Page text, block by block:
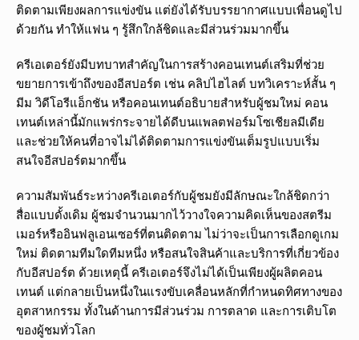
ติดตามเพียงผลการแข่งขัน แต่ยังได้รับบรรยากาศแบบเพื่อนดูไป
ด้วยกัน ทำให้แฟน ๆ รู้สึกใกล้ชิดและมีส่วนร่วมมากขึ้น
ครีเอเตอร์ยังมีบทบาทสำคัญในการสร้างคอนเทนต์เสริมที่ช่วย
ขยายการเข้าถึงของอีสปอร์ต เช่น คลิปไฮไลต์ บทวิเคราะห์สั้น ๆ
มีม วิดีโอรีแอ็กชัน หรือคอนเทนต์อธิบายสำหรับผู้ชมใหม่ คอน
เทนต์เหล่านี้มักแพร่กระจายได้ดีบนแพลตฟอร์มโซเชียลมีเดีย
และช่วยให้คนที่อาจไม่ได้ติดตามการแข่งขันเต็มรูปแบบเริ่ม
สนใจอีสปอร์ตมากขึ้น
ความสัมพันธ์ระหว่างครีเอเตอร์กับผู้ชมยังมีลักษณะใกล้ชิดกว่า
สื่อแบบดั้งเดิม ผู้ชมจำนวนมากไว้วางใจความคิดเห็นของสตรีม
เมอร์หรืออินฟลูเอนเซอร์ที่ตนติดตาม ไม่ว่าจะเป็นการเลือกดูเกม
ใหม่ ติดตามทีมใดทีมหนึ่ง หรือสนใจสินค้าและบริการที่เกี่ยวข้อง
กับอีสปอร์ต ด้วยเหตุนี้ ครีเอเตอร์จึงไม่ได้เป็นเพียงผู้ผลิตคอน
เทนต์ แต่กลายเป็นหนึ่งในแรงขับเคลื่อนหลักที่กำหนดทิศทางของ
อุตสาหกรรม ทั้งในด้านการมีส่วนร่วม การตลาด และการเติบโต
ของผู้ชมทั่วโลก